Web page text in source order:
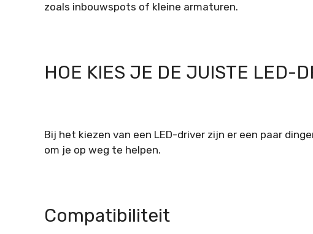
zoals inbouwspots of kleine armaturen.
HOE KIES JE DE JUISTE LED-
Bij het kiezen van een LED-driver zijn er een paar
om je op weg te helpen.
Compatibiliteit